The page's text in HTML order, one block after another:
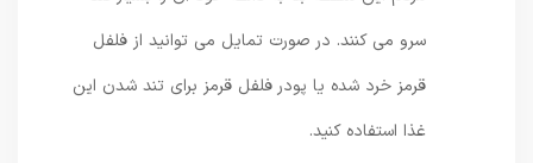
سرو می کنند. در صورت تمایل می توانید از فلفل
قرمز خرد شده یا پودر فلفل قرمز برای تند شدن این
غذا استفاده کنید.